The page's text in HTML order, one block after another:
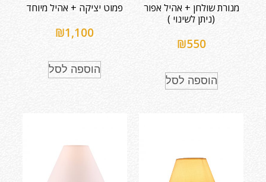
מנורת שולחן + אהיל אפור
(ניתן לשינוי )
₪550
הוספה לסל
פמוט יציקה + אהיל מיוחד
₪1,100
הוספה לסל